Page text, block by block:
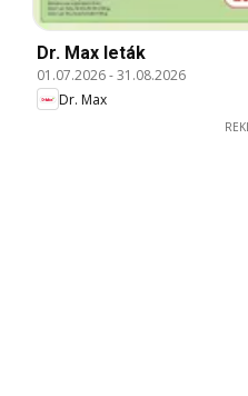
Dr. Max leták
01.07.2026-31.08.2026
Dr. Max